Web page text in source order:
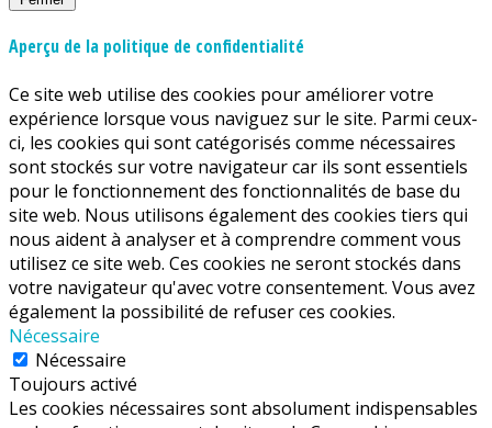
Aperçu de la politique de confidentialité
Ce site web utilise des cookies pour améliorer votre
expérience lorsque vous naviguez sur le site. Parmi ceux-
ci, les cookies qui sont catégorisés comme nécessaires
sont stockés sur votre navigateur car ils sont essentiels
pour le fonctionnement des fonctionnalités de base du
site web. Nous utilisons également des cookies tiers qui
nous aident à analyser et à comprendre comment vous
utilisez ce site web. Ces cookies ne seront stockés dans
votre navigateur qu'avec votre consentement. Vous avez
également la possibilité de refuser ces cookies.
Nécessaire
Nécessaire
Toujours activé
Les cookies nécessaires sont absolument indispensables